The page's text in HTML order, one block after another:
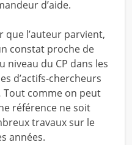
d’aide.
l’auteur parvient,
constat proche de
niveau du CP dans les
d’actifs-chercheurs
comme on peut
référence ne soit
travaux sur le
années.